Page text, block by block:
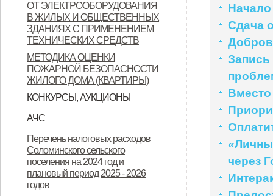
Орловской области
ОТ ЭЛЕКТРООБОРУДОВАНИЯ
В ЖИЛЫХ И ОБЩЕСТВЕННЫХ
ЗДАНИЯХ С ПРИМЕНЕНИЕМ
ТЕХНИЧЕСКИХ СРЕДСТВ
МЕТОДИКА ОЦЕНКИ
ПОЖАРНОЙ БЕЗОПАСНОСТИ
ЖИЛОГО ДОМА (КВАРТИРЫ)
КОНКУРСЫ, АУКЦИОНЫ
Продажа земельных участков
АЧС
области от 23.11.2022 года № 674
"Об установлении
ограничительных мероприятий
области от 28.11.2022 года № 683
"О внесении изменений в Указ
Губернатора Орловской области
области от 28.11.2022 года № 684
"Об установлении
ограничительных мероприятий
Перечень налоговых расходов
Соломинского сельского
поселения на 2024 год и
плановый период 2025 - 2026
годов
Сдача
Запись
через